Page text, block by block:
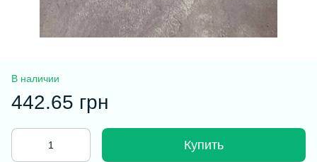
В наличии
442.65 грн
Купить